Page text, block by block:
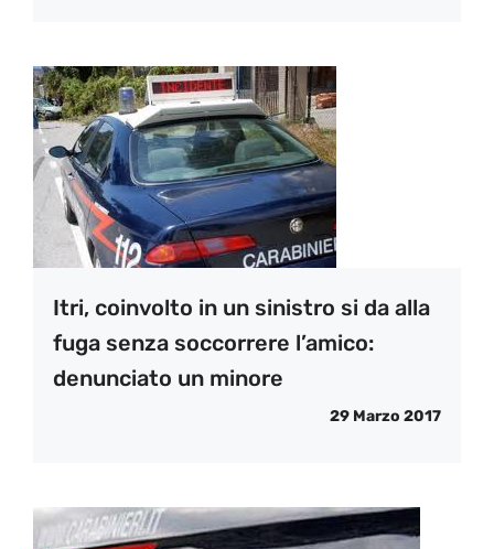
Itri, coinvolto in un sinistro si da alla
fuga senza soccorrere l’amico:
denunciato un minore
29 Marzo 2017